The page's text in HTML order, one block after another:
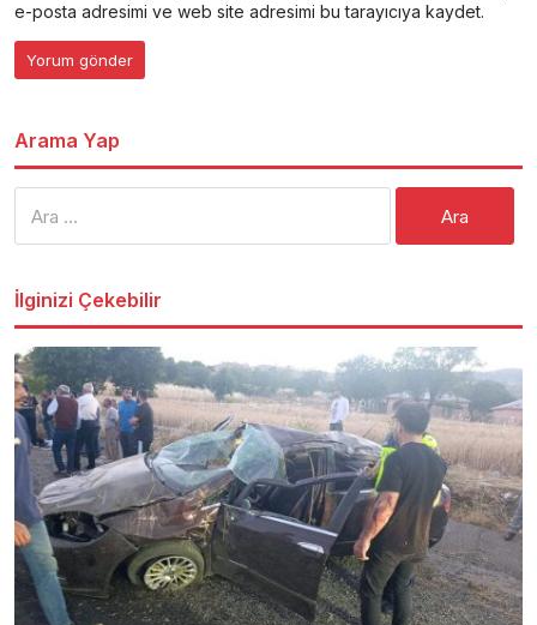
e-posta adresimi ve web site adresimi bu tarayıcıya kaydet.
Arama Yap
İlginizi Çekebilir